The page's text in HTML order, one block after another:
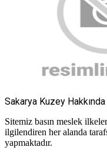
Sakarya Kuzey Hakkında
Sitemiz basın meslek
ilgilendiren her alanda
yapmaktadır.